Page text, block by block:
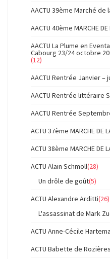
AACTU 39ème Marché de
AACTU 40ème MARCHE DE
AACTU La Plume en
Cabourg 23/24 octobre
(12)
AACTU Rentrée Janvier –
AACTU Rentrée littéraire
AACTU Rentrée
ACTU 37ème MARCHE DE
ACTU 38ème MARCHE DE
ACTU Alain Schmoll(28)
Un drôle de goût(5)
ACTU Alexandre Arditti(26)
L'assassinat de Mark
ACTU Anne-Cécile
ACTU Babette de Rozières